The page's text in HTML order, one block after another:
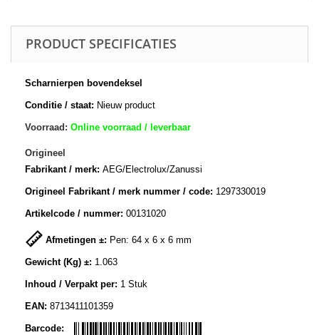
PRODUCT SPECIFICATIES
Scharnierpen bovendeksel
Conditie / staat: Nieuw product
Voorraad: Online voorraad / leverbaar
Origineel
Fabrikant / merk: AEG/Electrolux/Zanussi
Origineel Fabrikant / merk nummer / code: 1297330019
Artikelcode / nummer: 00131020
Afmetingen ±: Pen: 64 x 6 x 6 mm
Gewicht (Kg) ±: 1.063
Inhoud / Verpakt per: 1 Stuk
EAN: 8713411101359
Barcode: